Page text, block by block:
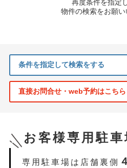
再度条件を指定
物件の検索をお願い
条件を指定して検索をする
直接お問合せ・web予約はこちら
お客様専用駐車
専用駐車場は店舗裏側